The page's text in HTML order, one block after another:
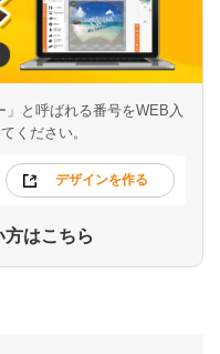
」と呼ばれる番号をWEB入
ください。
デザインを作る
はこちら